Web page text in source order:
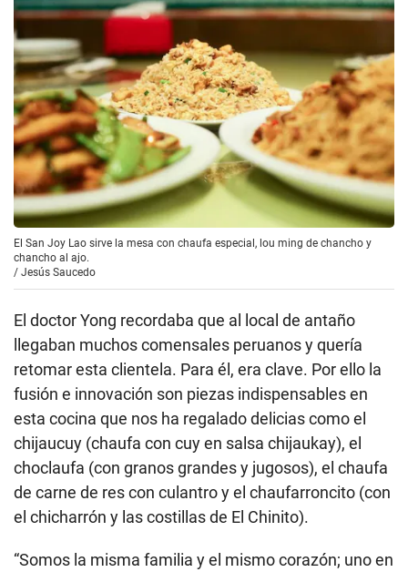
El San Joy Lao sirve la mesa con chaufa especial, lou ming de chancho y
chancho al ajo.
/ Jesús Saucedo
El doctor Yong recordaba que al local de antaño
llegaban muchos comensales peruanos y quería
retomar esta clientela. Para él, era clave. Por ello la
fusión e innovación son piezas indispensables en
esta cocina que nos ha regalado delicias como el
chijaucuy (chaufa con cuy en salsa chijaukay), el
choclaufa (con granos grandes y jugosos), el chaufa
de carne de res con culantro y el chaufarroncito (con
el chicharrón y las costillas de El Chinito).
“Somos la misma familia y el mismo corazón; uno en